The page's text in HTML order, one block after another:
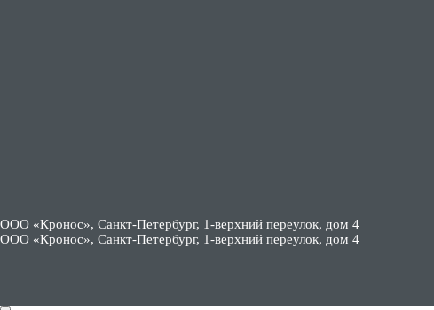
ООО «Кронос», Санкт-Петербург, 1-верхний переулок, дом 4
ООО «Кронос», Санкт-Петербург, 1-верхний переулок, дом 4